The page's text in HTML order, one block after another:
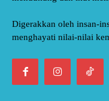
Digerakkan oleh insan-
menghayati nilai-nilai